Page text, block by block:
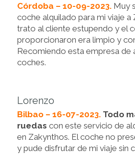
Córdoba – 10-09-2023. Muy
coche alquilado para mi viaje a
trato al cliente estupendo y el
proporcionaron era limpio y
Recomiendo esta empresa de
coches.
Lorenzo
Bilbao – 16-07-2023. Todo
ruedas con este servicio de
en Zakynthos. El coche no
y pude disfrutar de mi viaje sin